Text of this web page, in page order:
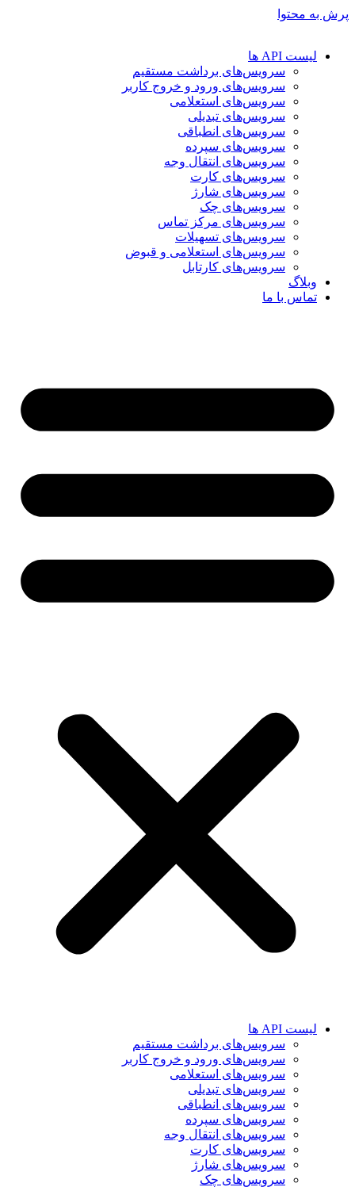
پرش به محتوا
لیست API ها
سرویس‌های برداشت مستقیم
سرویس‌های ورود و خروج کاربر
سرویس‌های استعلامی
سرویس‌های تبدیلی
سرویس‌های انطباقی
سرویس‌های سپرده
سرویس‌های انتقال وجه
سرویس‌های کارت
سرویس‌های شارژ
سرویس‌های چک
سرویس‌های مرکز تماس
سرویس‌های تسهیلات
سرویس‌های استعلامی و قبوض
سرویس‌های کارتابل
وبلاگ
تماس با ما
لیست API ها
سرویس‌های برداشت مستقیم
سرویس‌های ورود و خروج کاربر
سرویس‌های استعلامی
سرویس‌های تبدیلی
سرویس‌های انطباقی
سرویس‌های سپرده
سرویس‌های انتقال وجه
سرویس‌های کارت
سرویس‌های شارژ
سرویس‌های چک